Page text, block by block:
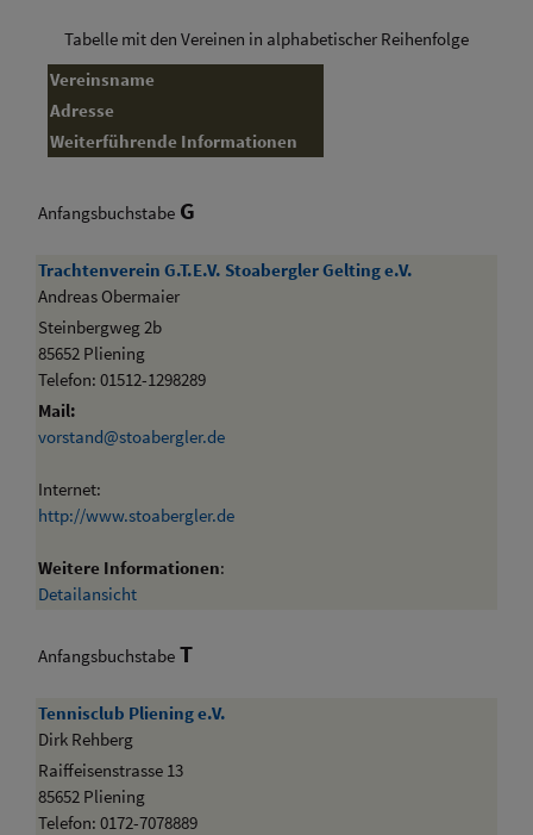
Tabelle mit den Vereinen in alphabetischer Reihenfolge
Vereinsname
Adresse
Weiterführende Informationen
Anfangsbuchstabe G
Trachtenverein G.T.E.V. Stoabergler Gelting e.V.
Andreas Obermaier
Steinbergweg 2b
85652 Pliening
Telefon: 01512-1298289
Mail:
vorstand@stoabergler.de
Internet:
http://www.stoabergler.de
Weitere Informationen:
Detailansicht
Anfangsbuchstabe T
Tennisclub Pliening e.V.
Dirk Rehberg
Raiffeisenstrasse 13
85652 Pliening
Telefon: 0172-7078889